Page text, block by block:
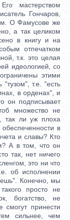
мастерством
Гончаров,
О Фамусове же
а так целиком
в книгу и на
отпечатком
т.к. это целая
идеологией, со
этими
т.е. "есть
в орденах", и
он подписывает
множество не
так ли уж плоха
в
и славы? Кто
А в том, что он
так, нет ничего
это ни что
об исполнении
Конечно, мы
просто не
богатство, не
принести
сильнее, чем